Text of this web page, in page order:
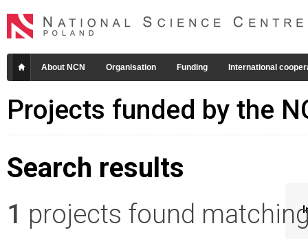
About NCN Organisation Funding International
Projects funded by the
Search results
1 projects found